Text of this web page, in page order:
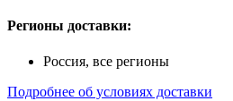
Регионы доставки:
Россия, все регионы
Подробнее об условиях доставки